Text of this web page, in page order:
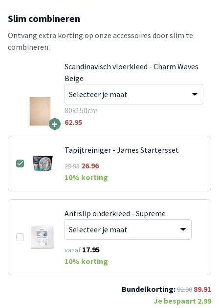
Slim combineren
Ontvang extra korting op onze accessoires door slim te
combineren.
+
Scandinavisch vloerkleed - Charm Waves
Beige
80x150cm
62.95
Tapijtreiniger - James Startersset
29.9526.96
10% korting
Antislip onderkleed - Supreme
vanaf 17.95
10% korting
Bundelkorting:92.90 89.91
Je bespaart 2.99